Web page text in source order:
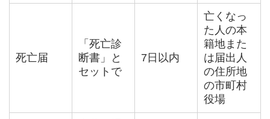
死亡届
「死亡診
断書」と
セットで
7日以内
亡くなっ
た人の本
籍地また
は届出人
の住所地
の市町村
役場